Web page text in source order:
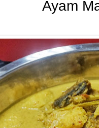
Ayam